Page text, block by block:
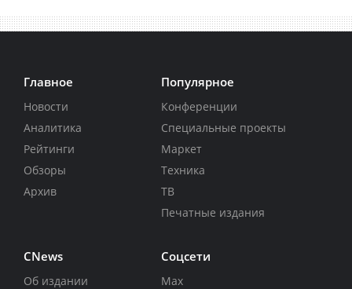
Главное
Новости
Аналитика
Рейтинги
Обзоры
Архив
Популярное
Конференции
Специальные проекты
Маркет
Техника
ТВ
Печатные издания
CNews
Об издании
Соцсети
Max